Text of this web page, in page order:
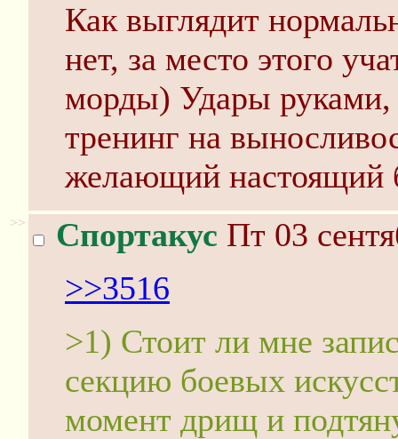
Как выглядит
нет, за место этого
морды) Удары руками,
тренинг на
желающий настоящий
>> Спортакус Пт 03
>>3516
>1) Стоит ли мне
секцию боевых
момент дрищ и